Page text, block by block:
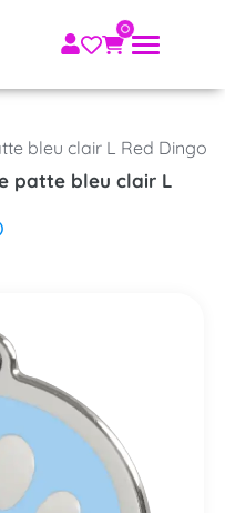
bleu clair L Red Dingo
patte bleu clair L